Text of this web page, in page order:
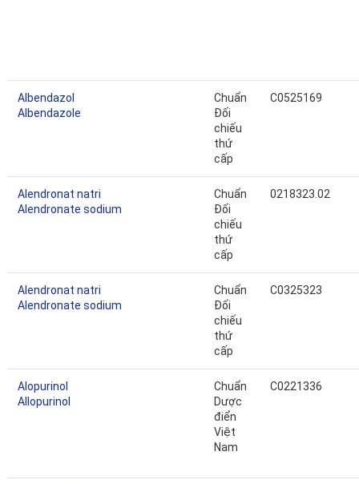
Albendazol
Albendazole
Chuẩn
Đối
chiếu
thứ
cấp
C0525169
Alendronat natri
Alendronate sodium
Chuẩn
Đối
chiếu
thứ
cấp
0218323.02
Alendronat natri
Alendronate sodium
Chuẩn
Đối
chiếu
thứ
cấp
C0325323
Alopurinol
Allopurinol
Chuẩn
Dược
điển
Việt
Nam
C0221336